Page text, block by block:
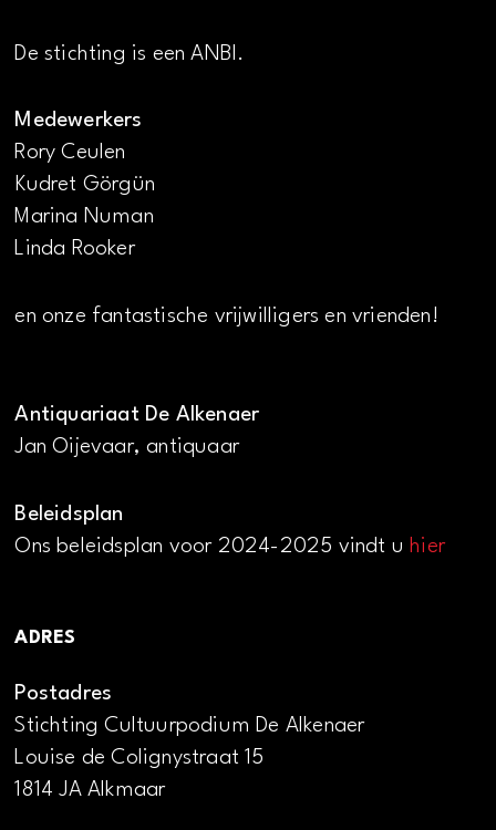
De stichting is een ANBI.
Medewerkers
Rory Ceulen
Kudret Görgün
Marina Numan
Linda Rooker
en onze fantastische vrijwilligers en vrienden!
Antiquariaat De Alkenaer
Jan Oijevaar, antiquaar
Beleidsplan
Ons beleidsplan voor 2024-2025 vindt u hier
ADRES
Postadres
Stichting Cultuurpodium De Alkenaer
Louise de Colignystraat 15
1814 JA Alkmaar